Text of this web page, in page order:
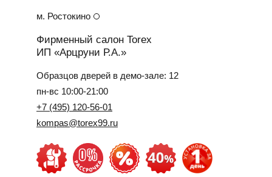
м. Ростокино
Фирменный салон Torex
ИП «Арцруни Р.А.»
Образцов дверей в демо-зале: 12
пн-вс 10:00-21:00
+7 (495) 120-56-01
kompas@torex99.ru